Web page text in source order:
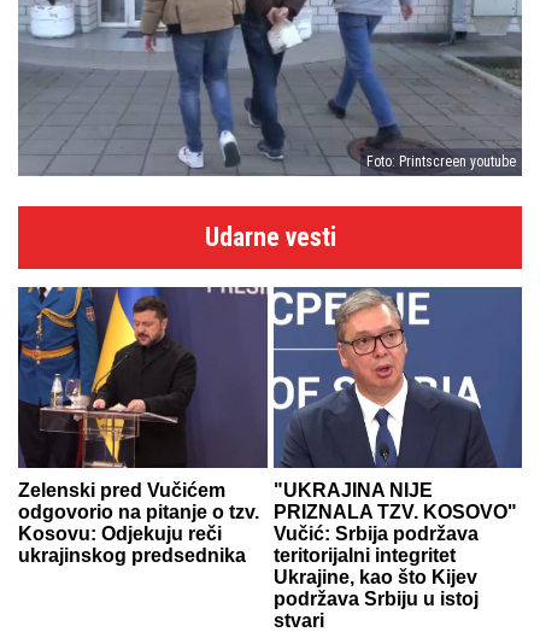
Foto: Printscreen youtube
Udarne vesti
Zelenski pred Vučićem
odgovorio na pitanje o tzv.
Kosovu: Odjekuju reči
ukrajinskog predsednika
"UKRAJINA NIJE
PRIZNALA TZV. KOSOVO"
Vučić: Srbija podržava
teritorijalni integritet
Ukrajine, kao što Kijev
podržava Srbiju u istoj
stvari